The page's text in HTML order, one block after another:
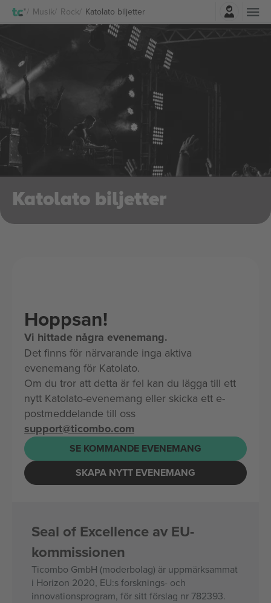
Musik Rock Katolato biljetter
Katolato biljetter
Hoppsan!
Vi hittade några evenemang.
Det finns för närvarande inga aktiva
evenemang för Katolato.
Om du tror att detta är fel kan du lägga till ett
nytt Katolato-evenemang eller skicka ett e-
postmeddelande till oss
support@ticombo.com
SE KOMMANDE EVENEMANG
SKAPA NYTT EVENEMANG
Seal of Excellence av EU-
kommissionen
Ticombo GmbH (moderbolag) är uppmärksammat
i Horizon 2020, EU:s forsknings- och
innovationsprogram, för sitt förslag nr 782393.